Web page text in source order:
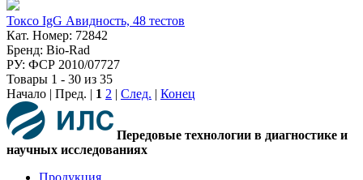
Токсо IgG Авидность, 48 тестов
Кат. Номер: 72842
Бренд: Bio-Rad
РУ: ФСР 2010/07727
Товары 1 - 30 из 35
Начало | Пред. | 1 2 | След. | Конец
Передовые технологии в диагностике и
научных исследованиях
Продукция